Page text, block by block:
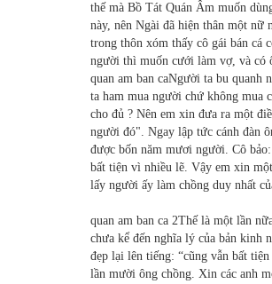
thế mà Bồ Tát Quán Âm muốn
này, nên Ngài đã hiện thân một
trong thôn xóm thấy cô gái bán cá
người thì muốn cưới làm vợ, và có
quan am ban caNgười ta bu quanh
ta ham mua người chứ không mua
cho đủ ? Nên em xin đưa ra một
người đó". Ngay lập tức cánh đàn
được bốn năm mươi người. Cô
bất tiện vì nhiều lẽ. Vậy em xin
lấy người ấy làm chồng duy nhất
quan am ban ca 2Thế là một lần
chưa kể đến nghĩa lý của bản kinh
đẹp lại lên tiếng: “cũng vẫn bất
lần mười ông chồng. Xin các anh